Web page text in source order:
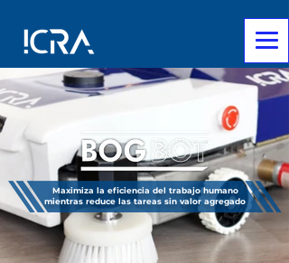
Maximiza la eficiencia del trabajo humano
mientras reduce las tareas sin valor agregado